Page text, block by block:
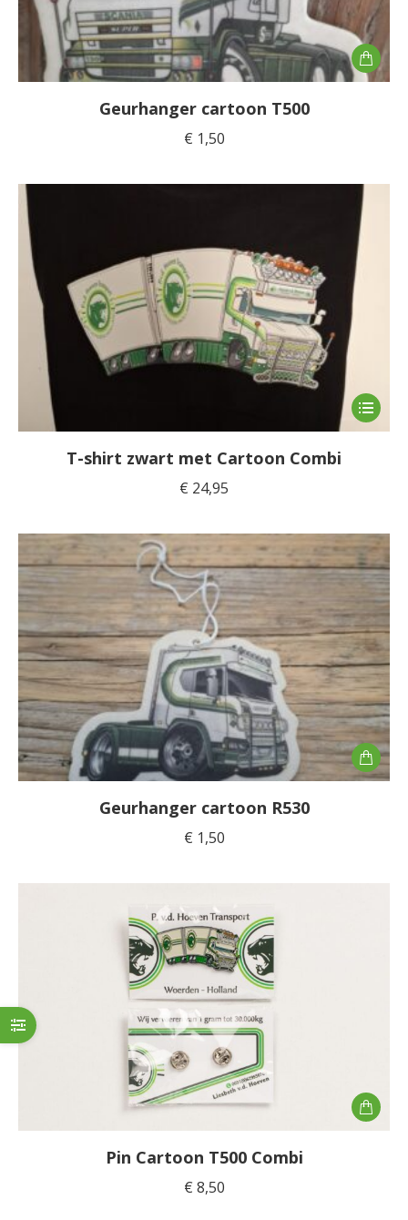
Geurhanger cartoon T500
€ 1,50
Dit
product
optie
kan
worden
op
de
T-shirt zwart met Cartoon Combi
€ 24,95
Geurhanger cartoon R530
€ 1,50
Pin Cartoon T500 Combi
€ 8,50